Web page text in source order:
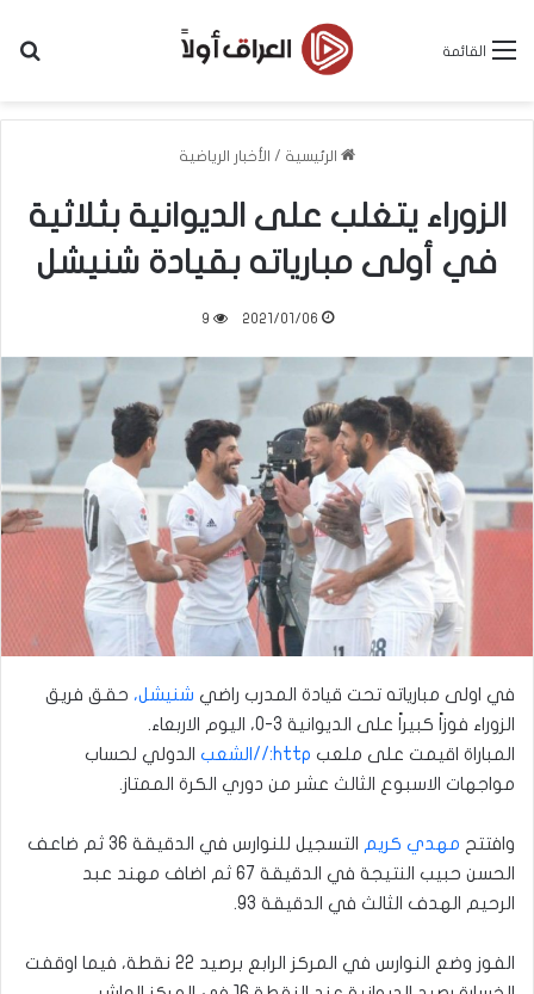
القائمة
الرئيسية / الأخبار الرياضية
الزوراء يتغلب على الديوانية بثلاثية
في أولى مبارياته بقيادة شنيشل
2021/01/06
9
في اولى مبارياته تحت قيادة المدرب راضي شنيشل، حقق فريق
الزوراء فوزاً كبيراً على الديوانية 3-0، اليوم الاربعاء.
المباراة اقيمت على ملعب http://الشعب
الدولي لحساب
مواجهات الاسبوع الثالث عشر من دوري الكرة الممتاز.
وافتتح مهدي كريم
التسجيل للنوارس في الدقيقة 36 ثم ضاعف
الحسن حبيب النتيجة في الدقيقة 67 ثم اضاف مهند عبد
الرحيم الهدف الثالث في الدقيقة 93.
الفوز وضع النوارس في المركز الرابع برصيد 22 نقطة، فيما اوقفت